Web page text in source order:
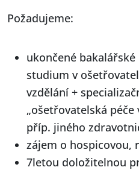
Požadujeme:
ukončené
studium v
vzdělání +
„ošetřovatelská
příp. jiného
zájem o hospicovou,
7letou doložitelnou